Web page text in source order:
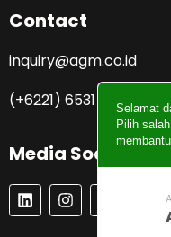
Contact
inquiry@agm.co.id
(+6221) 6531 4274
Media Social
L
I
N
I
N
S
Selamat
Pilih